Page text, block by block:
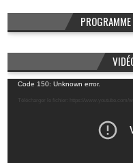
Lecteur
vidéo
Code 150: Unknown error.
Télécharger le fichier: https://www.youtube.com/